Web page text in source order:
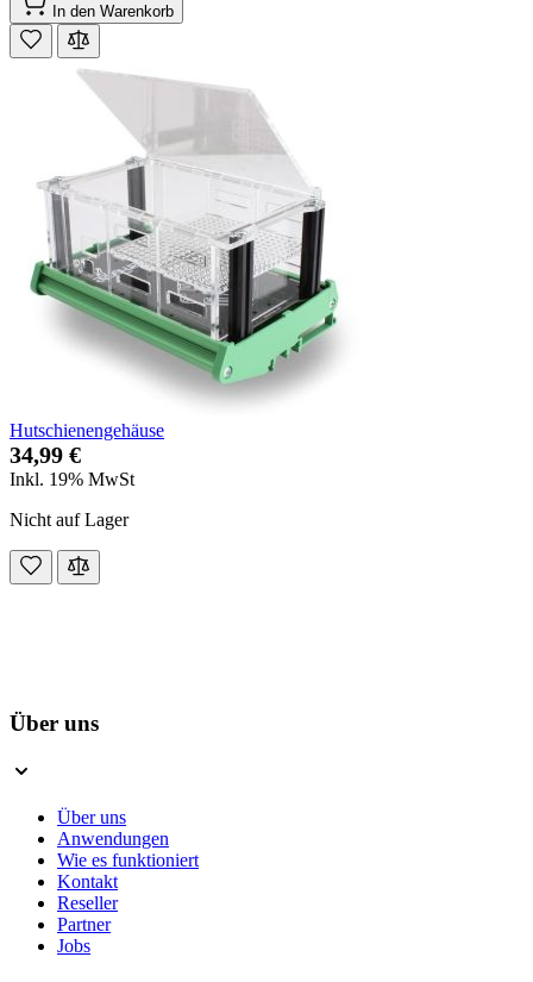
In den Warenkorb
Hutschienengehäuse
34,99 €
Inkl. 19% MwSt
Nicht auf Lager
Über uns
Über uns
Anwendungen
Wie es funktioniert
Kontakt
Reseller
Partner
Jobs